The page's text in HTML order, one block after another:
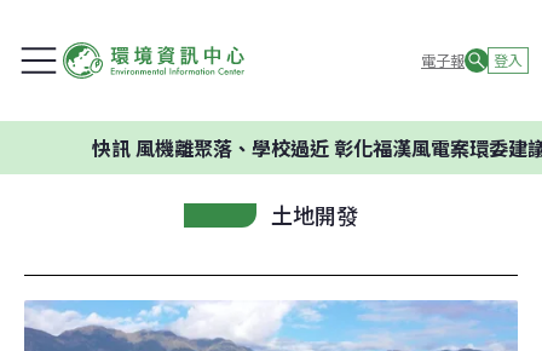
電子報 登入
風機離聚落、學校過近 彰化福漢風電案環委建議不應開
土地開發